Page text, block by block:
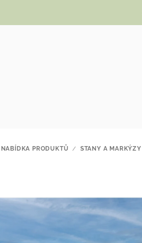
NABÍDKA PRODUKTŮ / STANY A MARKÝZY